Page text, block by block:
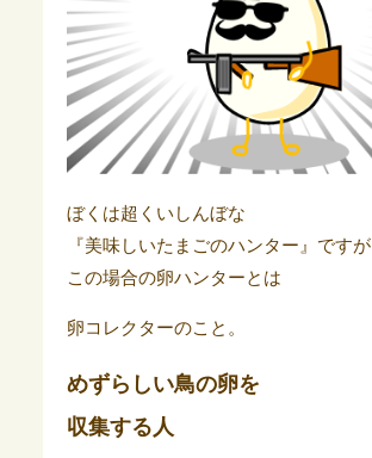
ぼくは超くいしんぼな
『美味しいたまごのハンター』ですが
この場合の卵ハンターとは
卵コレクターのこと。
めずらしい鳥の卵を
収集する人